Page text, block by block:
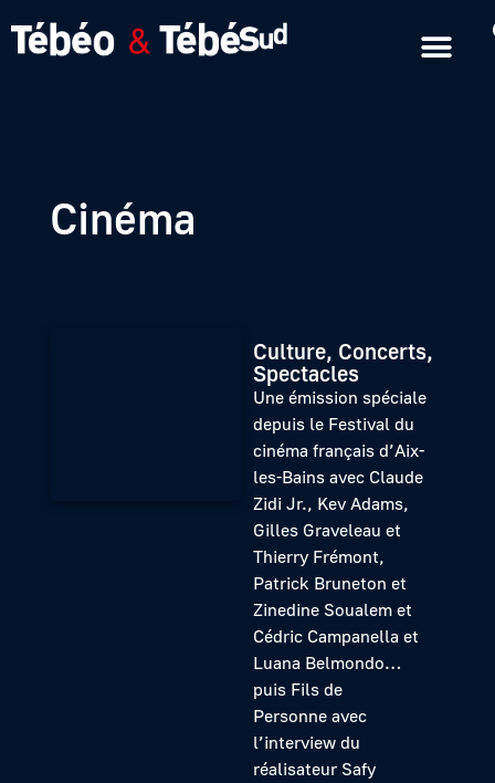
Cinéma
Culture, Concerts,
Spectacles
Une émission spéciale
depuis le Festival du
cinéma français d’Aix-
les-Bains avec Claude
Zidi Jr., Kev Adams,
Gilles Graveleau et
Thierry Frémont,
Patrick Bruneton et
Zinedine Soualem et
Cédric Campanella et
Luana Belmondo…
puis Fils de
Personne avec
l’interview du
réalisateur Safy